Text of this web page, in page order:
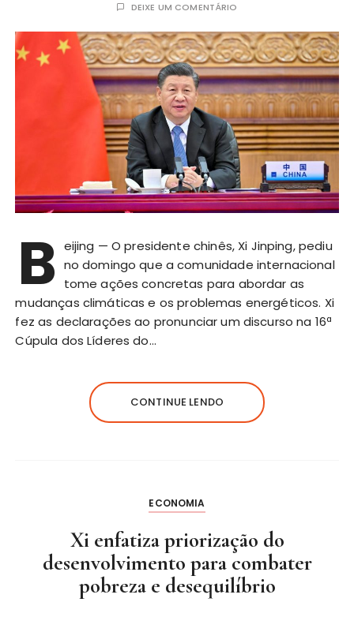
DEIXE UM COMENTÁRIO
B eijing — O presidente chinês, Xi Jinping, pediu
no domingo que a comunidade internacional
tome ações concretas para abordar as
mudanças climáticas e os problemas energéticos. Xi
fez as declarações ao pronunciar um discurso na 16ª
Cúpula dos Líderes do…
CONTINUE LENDO
ECONOMIA
Xi enfatiza priorização do
desenvolvimento para combater
pobreza e desequilíbrio